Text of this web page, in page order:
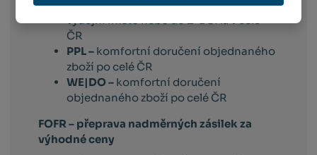
Zásilkovna –doručení zásilky na
výdejní místo nebo do Z-BOXu v celé
ČR
PPL – komfortní doručení objednaného
zboží po celé ČR
WE|DO – komfortní doručení
objednaného zboží po celé ČR
FOFR – přeprava nadměrných zásilek za
výhodné ceny